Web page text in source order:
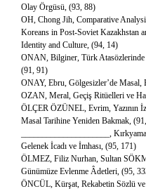
Olay Örgüsü, (93, 88)
OH, Chong Jih, Comparative
Koreans in Post-Soviet Kazakhstan
Identity and Culture, (94, 14)
ONAN, Bilginer, Türk Atasözlerinde
(91, 91)
ONAY, Ebru, Gölgesizler’de
OZAN, Meral, Geçiş Ritüelleri ve
ÖLÇER ÖZÜNEL, Evrim, Yazının
Masal Tarihine Yeniden Bakmak,
_____________________,
Gelenek İcadı ve İmhası, (95, 171)
ÖLMEZ, Filiz Nurhan, Sultan
Günümüze Evlenme Âdetleri, (95,
ÖNCÜL, Kürşat, Rekabetin Sözlü ve